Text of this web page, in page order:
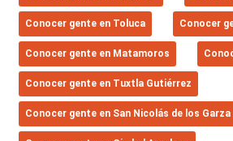
Conocer gente en Toluca Conocer
Conocer gente en Matamoros
Conocer gente en Tuxtla Gutiérrez
Conocer gente en San Nicolás de los Garza